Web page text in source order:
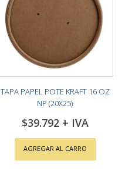
TAPA PAPEL POTE KRAFT 16 OZ
NP (20X25)
$39.792
AGREGAR AL CARRO